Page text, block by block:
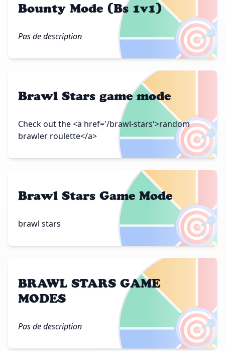
🎯
Bounty Mode (Bs 1v1)
Pas de description
🎯
Brawl Stars game mode
Check out the <a href='/brawl-stars'>random
brawler roulette</a>
🎯
Brawl Stars Game Mode
brawl stars
🎯
BRAWL STARS GAME
MODES
Pas de description